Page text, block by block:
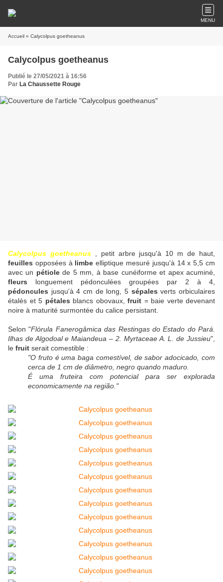
MENU
Accueil » Calycolpus goetheanus
Calycolpus goetheanus
Publié le 27/05/2021 à 16:56
Par La Chaussette Rouge
Calycolpus goetheanus, petit arbre jusqu'à 10 m de haut,
feuilles opposées à limbeelliptique mesuré jusqu'à 14 x 5,5 cm
avec un pétiolede 5 mm, à base cunéiforme et apex acuminé,
fleurs longuement pédonculées groupées par 2 à 4,
pédoncules jusqu'à 4 cm de long, 5 sépalesverts orbiculaires
étalés et 5 pétales blancs obovaux, fruit = baie verte devenant
noire à maturité surmontée du calice persistant.
Selon "Flórula Fanerogâmica das Restingas do Estado do Pará.
Ilhas de Algodoal e Maiandeua – 2. Myrtaceae A. L. de Jussieu",
le fruit serait comestible :
"O fruto é uma baga comestível, de sabor adocicado, com
cerca de 1 cm de diâmetro, negro quando maduro.
É uma fruteira com potencial para ser explorada
economicamente na região."